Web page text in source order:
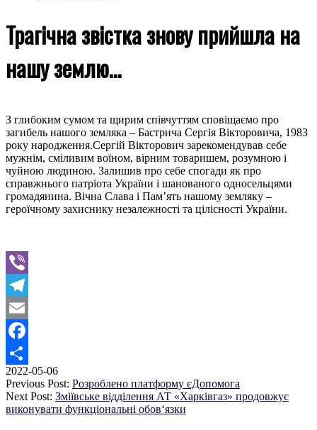
Трагічна звістка знову прийшла на
нашу землю…
З глибоким сумом та щирим співчуттям сповіщаємо про
загибель нашого земляка – Бастрича Сергія Вікторовича, 1983
року народження.Сергій Вікторович зарекомендував себе
мужнім, сміливим воїном, вірним товаришем, розумною і
чуйною людиною. Залишив про себе спогади як про
справжнього патріота України і шанованого односельцями
громадянина. Вічна Слава і Пам’ять нашому земляку –
героїчному захиснику незалежності та цілісності України.
Viber
Telegram
Email
Facebook
Поділитися
2022-05-06
Previous Post: Розроблено платформу єДопомога
Next Post: Зміївське відділення АТ «Харківгаз» продовжує
виконувати функціональні обов‘язки